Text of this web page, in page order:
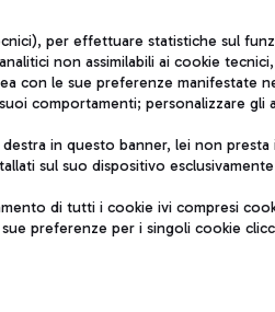
QUALITÀ
per effettuare statistiche sul
non assimilabili ai cookie
con le sue preferenze manifestate
comportamenti; personalizzare gli
destra in questo banner, lei non
sul suo dispositivo
di tutti i cookie ivi compresi
preferenze per i singoli cookie